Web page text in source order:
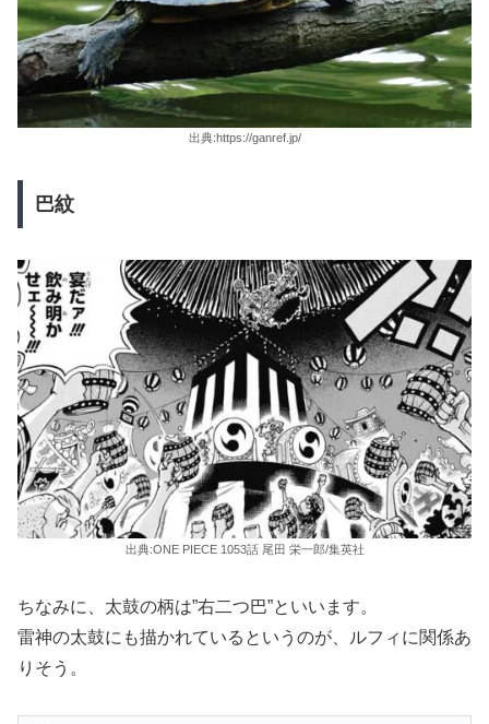
出典:https://ganref.jp/
巴紋
出典:ONE PIECE 1053話 尾田 栄一郎/集英社
ちなみに、太鼓の柄は”右二つ巴”といいます。
雷神の太鼓にも描かれているというのが、ルフィに関係あ
りそう。